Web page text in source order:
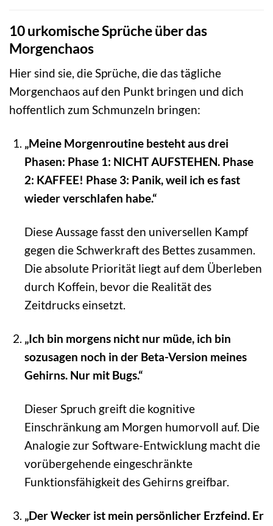
10 urkomische Sprüche über das
Morgenchaos
Hier sind sie, die Sprüche, die das tägliche
Morgenchaos auf den Punkt bringen und dich
hoffentlich zum Schmunzeln bringen:
„Meine Morgenroutine besteht aus drei
Phasen: Phase 1: NICHT AUFSTEHEN. Phase
2: KAFFEE! Phase 3: Panik, weil ich es fast
wieder verschlafen habe.“
Diese Aussage fasst den universellen Kampf
gegen die Schwerkraft des Bettes zusammen.
Die absolute Priorität liegt auf dem Überleben
durch Koffein, bevor die Realität des
Zeitdrucks einsetzt.
„Ich bin morgens nicht nur müde, ich bin
sozusagen noch in der Beta-Version meines
Gehirns. Nur mit Bugs.“
Dieser Spruch greift die kognitive
Einschränkung am Morgen humorvoll auf. Die
Analogie zur Software-Entwicklung macht die
vorübergehende eingeschränkte
Funktionsfähigkeit des Gehirns greifbar.
„Der Wecker ist mein persönlicher Erzfeind. Er